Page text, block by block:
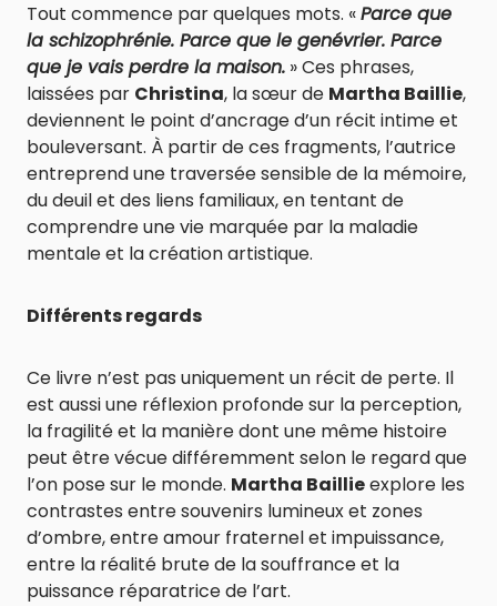
Tout commence par quelques mots. «Parce que
la schizophrénie. Parce que le genévrier. Parce
que je vais perdre la maison. » Ces phrases,
laissées par Christina, la sœur de Martha Baillie,
deviennent le point d’ancrage d’un récit intime et
bouleversant. À partir de ces fragments, l’autrice
entreprend une traversée sensible de la mémoire,
du deuil et des liens familiaux, en tentant de
comprendre une vie marquée par la maladie
mentale et la création artistique.
Différents regards
Ce livre n’est pas uniquement un récit de perte. Il
est aussi une réflexion profonde sur la perception,
la fragilité et la manière dont une même histoire
peut être vécue différemment selon le regard que
l’on pose sur le monde. Martha Baillieexplore les
contrastes entre souvenirs lumineux et zones
d’ombre, entre amour fraternel et impuissance,
entre la réalité brute de la souffrance et la
puissance réparatrice de l’art.